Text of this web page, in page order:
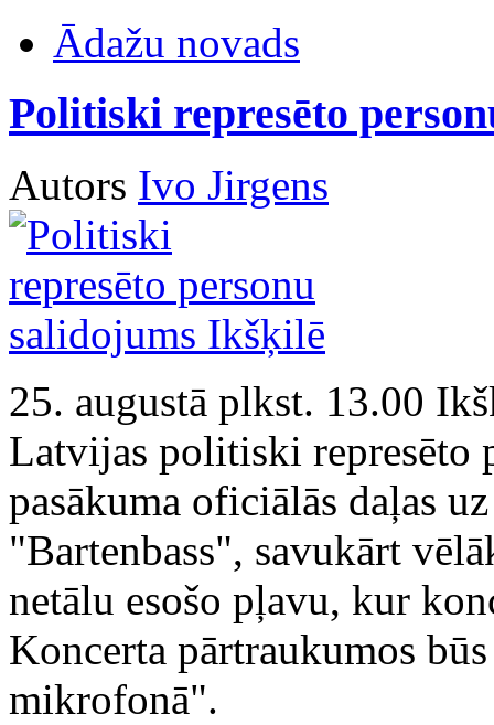
Ādažu novads
Politiski represēto
Autors Ivo Jirgens
25. augustā plkst. 13.00
Latvijas politiski represēto
pasākuma oficiālās daļas
"Bartenbass", savukārt
netālu esošo pļavu, kur
Koncerta pārtraukumos
mikrofonā".